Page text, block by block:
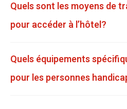
Quels sont les moyens de
pour accéder à l’hôtel?
Quels équipements
pour les personnes